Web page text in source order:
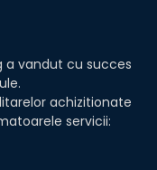
a vandut cu succes
achizitionate
servicii: